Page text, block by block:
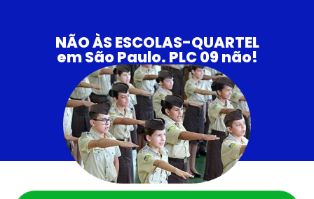
NÃO ÀS ESCOLAS-QUARTEL
em São Paulo. PLC 09 não!